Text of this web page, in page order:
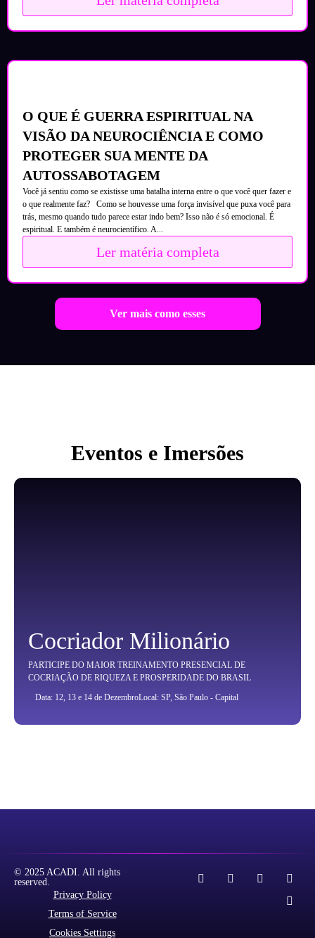
O QUE É GUERRA ESPIRITUAL NA
VISÃO DA NEUROCIÊNCIA E COMO
PROTEGER SUA MENTE DA
AUTOSSABOTAGEM
Você já sentiu como se existisse uma batalha interna entre o que você quer fazer e
o que realmente faz? Como se houvesse uma força invisível que puxa você para
trás, mesmo quando tudo parece estar indo bem? Isso não é só emocional. É
espiritual. E também é neurocientífico. A...
Ler matéria completa
Ver mais como esses
Eventos e Imersões
Cocriador Milionário
PARTICIPE DO MAIOR TREINAMENTO PRESENCIAL DE
COCRIAÇÃO DE RIQUEZA E PROSPERIDADE DO BRASIL
Data: 12, 13 e 14 de DezembroLocal: SP, São Paulo - Capital
© 2025 ACADI. All rights
reserved.
Privacy Policy
Terms of Service
Cookies Settings